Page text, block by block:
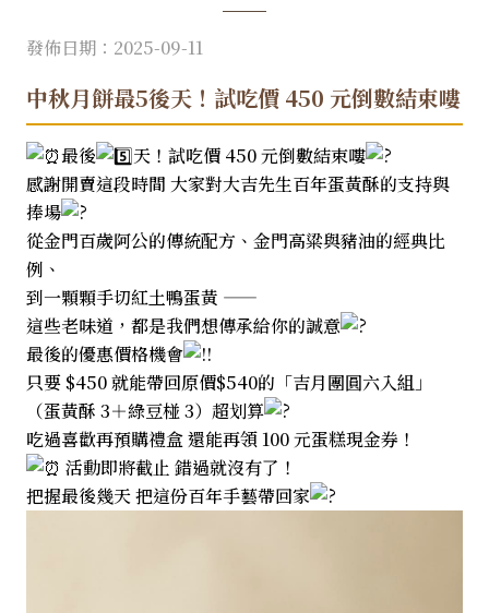
發佈日期：2025-09-11
中秋月餅最5後天！試吃價 450 元倒數結束嘍
最後
天！試吃價 450 元倒數結束嘍
感謝開賣這段時間 大家對大吉先生百年蛋黃酥的支持與
捧場
從金門百歲阿公的傳統配方、金門高粱與豬油的經典比
例、
到一顆顆手切紅土鴨蛋黃 ——
這些老味道，都是我們想傳承給你的誠意
最後的優惠價格機會
只要 $450 就能帶回原價$540的「吉月團圓六入組」
（蛋黃酥 3＋綠豆椪 3）超划算
吃過喜歡再預購禮盒 還能再領 100 元蛋糕現金券！
活動即將截止 錯過就沒有了！
把握最後幾天 把這份百年手藝帶回家